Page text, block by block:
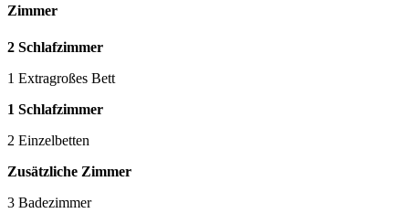
Zimmer
2 Schlafzimmer
1 Extragroßes Bett
1 Schlafzimmer
2 Einzelbetten
Zusätzliche Zimmer
3 Badezimmer